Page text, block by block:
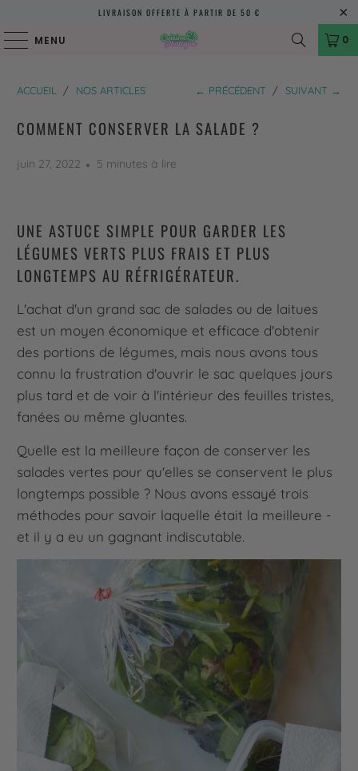
LIVRAISON OFFERTE À PARTIR DE 50 €
MENU 0
ACCUEIL / NOS ARTICLES ← PRÉCÉDENT / SUIVANT →
COMMENT CONSERVER LA SALADE ?
juin 27, 2022 5 minutes à lire
UNE ASTUCE SIMPLE POUR GARDER LES
LÉGUMES VERTS PLUS FRAIS ET PLUS
LONGTEMPS AU RÉFRIGÉRATEUR.
L'achat d'un grand sac de salades ou de laitues
est un moyen économique et efficace d'obtenir
des portions de légumes, mais nous avons tous
connu la frustration d'ouvrir le sac quelques jours
plus tard et de voir à l'intérieur des feuilles tristes,
fanées ou même gluantes.
Quelle est la meilleure façon de conserver les
salades vertes pour qu'elles se conservent le plus
longtemps possible ? Nous avons essayé trois
méthodes pour savoir laquelle était la meilleure -
et il y a eu un gagnant indiscutable.